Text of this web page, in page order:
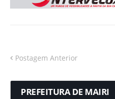
Postagem Anterior
PREFEITURA DE MAIRI